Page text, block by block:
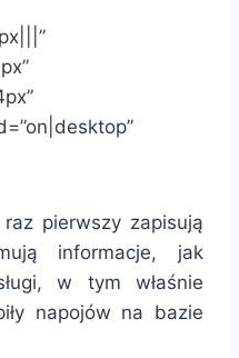
pierwszy zapisują
informacje, jak
w tym właśnie
napojów na bazie